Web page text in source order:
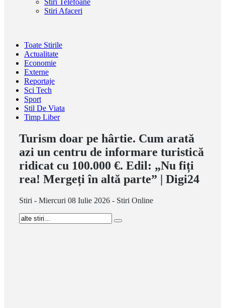
Stiri Telefoane
Stiri Afaceri
Toate Stirile
Actualitate
Economie
Externe
Reportaje
Sci Tech
Sport
Stil De Viata
Timp Liber
Turism doar pe hârtie. Cum arată
azi un centru de informare turistică
ridicat cu 100.000 €. Edil: „Nu fiți
rea! Mergeți în altă parte” | Digi24
Stiri - Miercuri 08 Iulie 2026 - Stiri Online